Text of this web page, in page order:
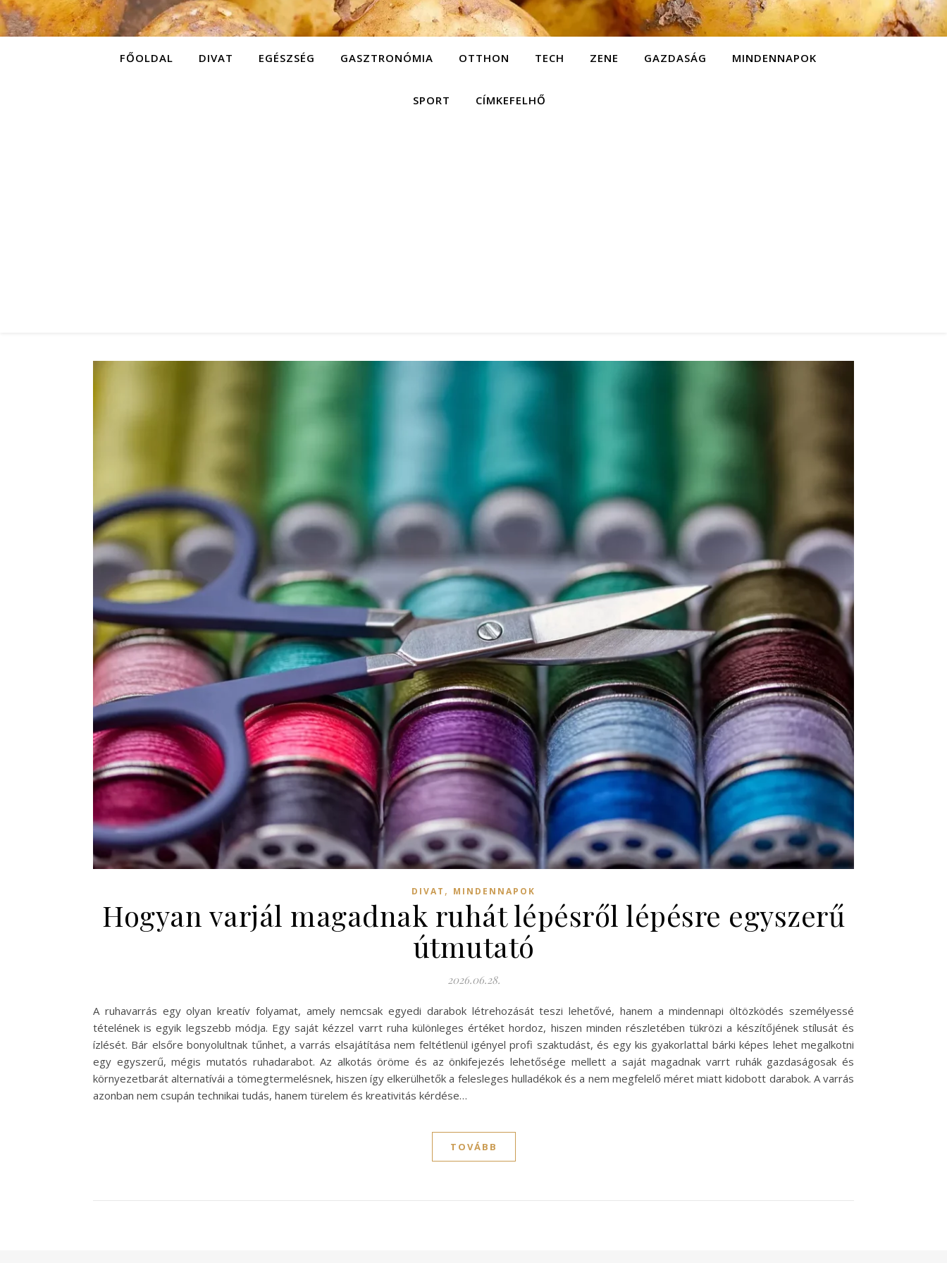
FŐOLDAL DIVAT EGÉSZSÉG GASZTRONÓMIA OTTHON TECH ZENE GAZDASÁG MINDENNAPOK
SPORT CÍMKEFELHŐ
DIVAT , MINDENNAPOK
Hogyan varjál magadnak ruhát lépésről lépésre egyszerű
útmutató
2026.06.28.
A ruhavarrás egy olyan kreatív folyamat, amely nemcsak egyedi darabok létrehozását teszi lehetővé, hanem a mindennapi öltözködés személyessé
tételének is egyik legszebb módja. Egy saját kézzel varrt ruha különleges értéket hordoz, hiszen minden részletében tükrözi a készítőjének stílusát és
ízlését. Bár elsőre bonyolultnak tűnhet, a varrás elsajátítása nem feltétlenül igényel profi szaktudást, és egy kis gyakorlattal bárki képes lehet megalkotni
egy egyszerű, mégis mutatós ruhadarabot. Az alkotás öröme és az önkifejezés lehetősége mellett a saját magadnak varrt ruhák gazdaságosak és
környezetbarát alternatívái a tömegtermelésnek, hiszen így elkerülhetők a felesleges hulladékok és a nem megfelelő méret miatt kidobott darabok. A varrás
azonban nem csupán technikai tudás, hanem türelem és kreativitás kérdése…
TOVÁBB